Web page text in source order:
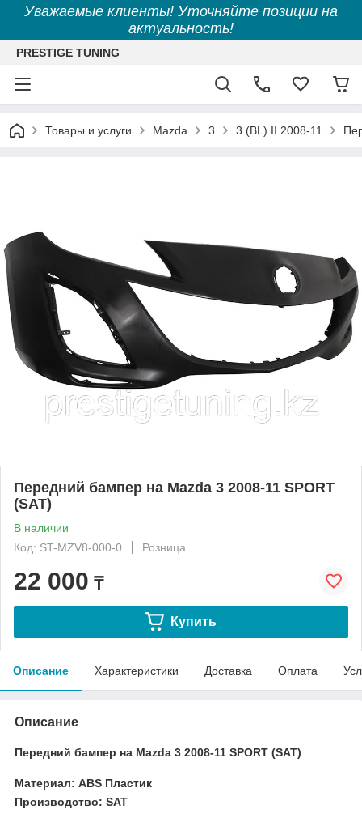
Уважаемые клиенты! Уточняйте позиции на
актуальность!
PRESTIGE TUNING
Товары и услуги Mazda 3 3 (BL) II 2008-11
Передний бампер на Mazda 3 2008-11 SPORT
(SAT)
В наличии
Код: ST-MZV8-000-0
Розница
22 000 ₸
Купить
Описание Характеристики Доставка Оплата
Описание
Передний бампер на Mazda 3 2008-11 SPORT (SAT)
Материал: ABS Пластик
Производство: SAT